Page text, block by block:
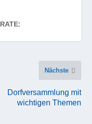
RATE:
Nächste
Dorfversammlung mit
wichtigen Themen